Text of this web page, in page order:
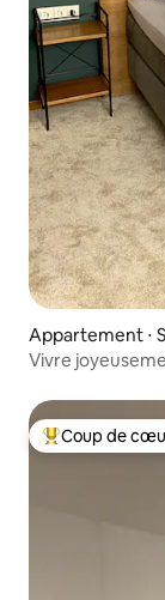
Appartement ⋅
Vivre
Coups de cœur
Coup de